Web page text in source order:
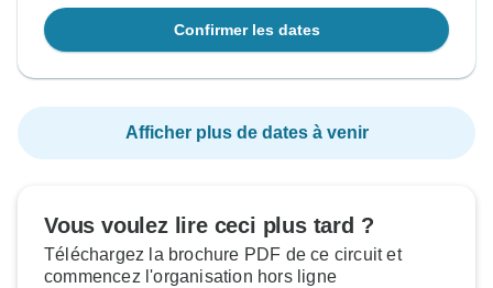
Confirmer les dates
Afficher plus de dates à venir
Vous voulez lire ceci plus tard ?
Téléchargez la brochure PDF de ce circuit et
commencez l'organisation hors ligne